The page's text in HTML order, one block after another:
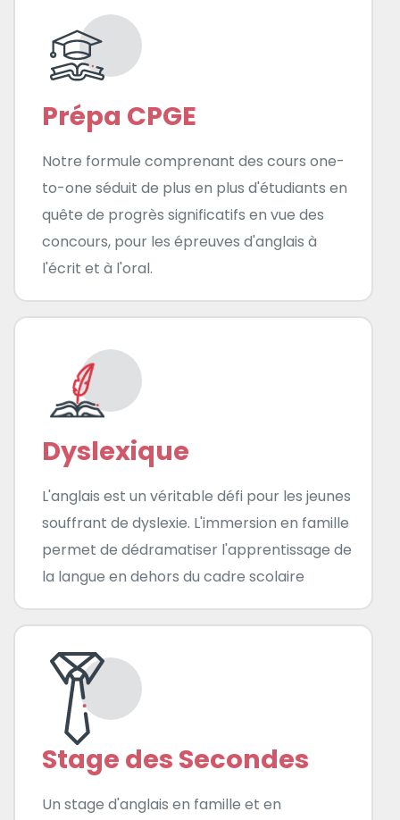
Prépa CPGE
Notre formule comprenant des cours one-
to-one séduit de plus en plus d'étudiants en
quête de progrès significatifs en vue des
concours, pour les épreuves d'anglais à
l'écrit et à l'oral.
Dyslexique
L'anglais est un véritable défi pour les jeunes
souffrant de dyslexie. L'immersion en famille
permet de dédramatiser l'apprentissage de
la langue en dehors du cadre scolaire
Stage des Secondes
Un stage d'anglais en famille et en